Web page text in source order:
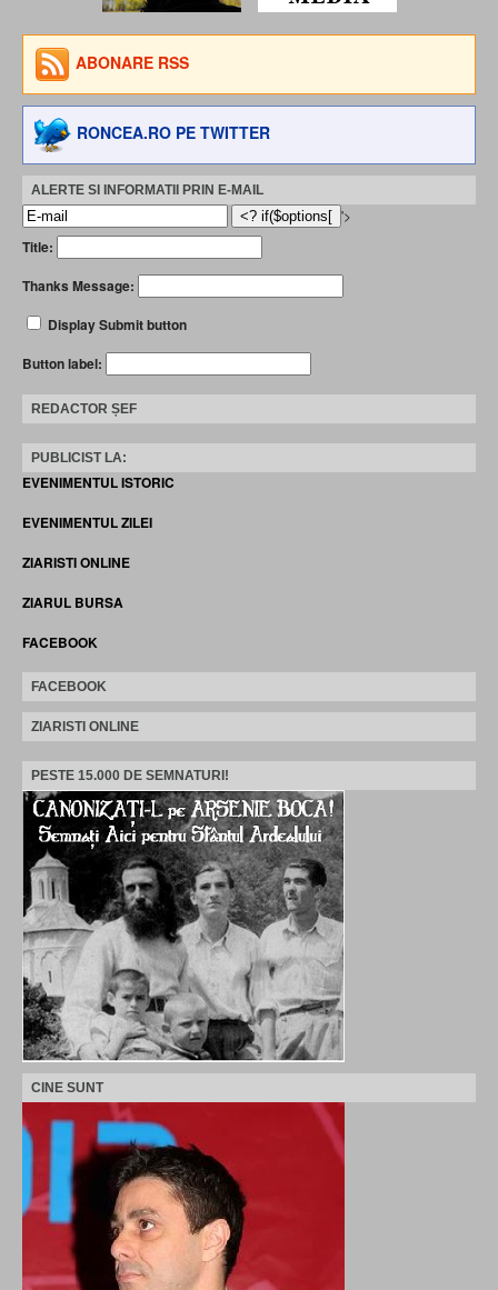
ABONARE RSS
RONCEA.RO PE TWITTER
ALERTE SI INFORMATII PRIN E-MAIL
'>
Title:
Thanks Message:
Display Submit button
Button label:
REDACTOR ȘEF
PUBLICIST LA:
EVENIMENTUL ISTORIC
EVENIMENTUL ZILEI
ZIARISTI ONLINE
ZIARUL BURSA
FACEBOOK
FACEBOOK
ZIARISTI ONLINE
PESTE 15.000 DE SEMNATURI!
CINE SUNT